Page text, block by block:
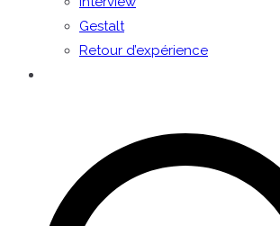
Gestalt
Retour d’expérience